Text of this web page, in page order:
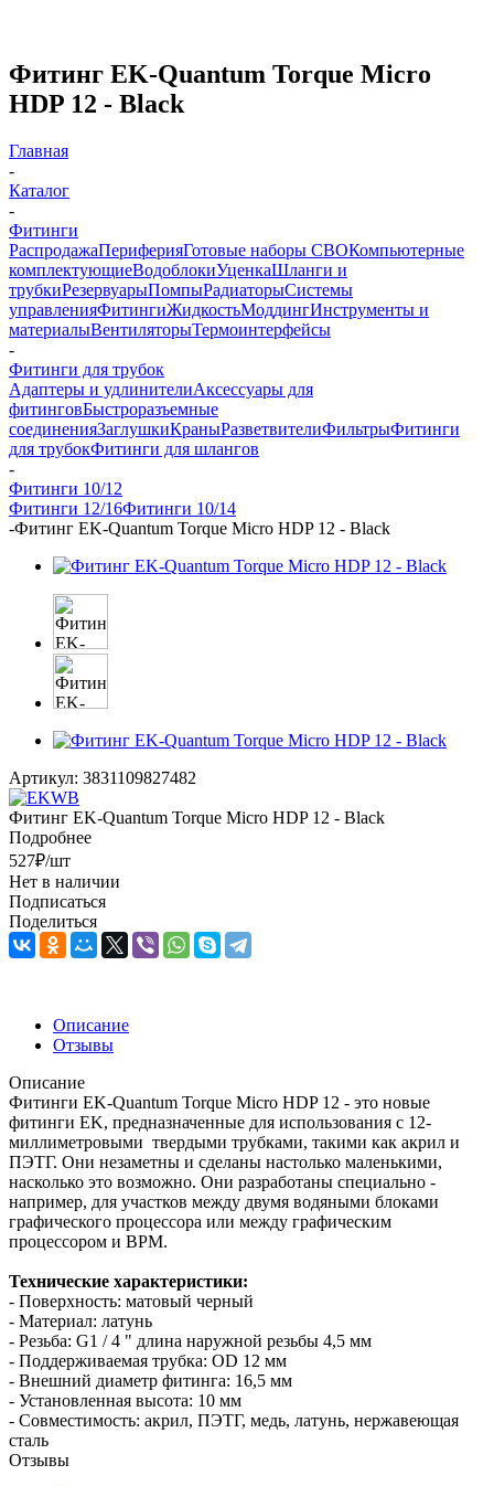
Фитинг EK-Quantum Torque Micro
HDP 12 - Black
Главная
-
Каталог
-
Фитинги
РаспродажаПериферияГотовые наборы СВОКомпьютерные
комплектующиеВодоблокиУценкаШланги и
трубкиРезервуарыПомпыРадиаторыСистемы
управленияФитингиЖидкостьМоддингИнструменты и
материалыВентиляторыТермоинтерфейсы
-
Фитинги для трубок
Адаптеры и удлинителиАксессуары для
фитинговБыстроразъемные
соединенияЗаглушкиКраныРазветвителиФильтрыФитинги
для трубокФитинги для шлангов
-
Фитинги 10/12
Фитинги 12/16Фитинги 10/14
-Фитинг EK-Quantum Torque Micro HDP 12 - Black
Артикул: 3831109827482
Фитинг EK-Quantum Torque Micro HDP 12 - Black
Подробнее
527₽/шт
Нет в наличии
Подписаться
Поделиться
Описание
Отзывы
Описание
Фитинги EK-Quantum Torque Micro HDP 12 - это новые
фитинги EK, предназначенные для использования с 12-
миллиметровыми твердыми трубками, такими как акрил и
ПЭТГ. Они незаметны и сделаны настолько маленькими,
насколько это возможно. Они разработаны специально -
например, для участков между двумя водяными блоками
графического процессора или между графическим
процессором и ВРМ.
Технические характеристики:
- Поверхность: матовый черный
- Материал: латунь
- Резьба: G1 / 4 " длина наружной резьбы 4,5 мм
- Поддерживаемая трубка: OD 12 мм
- Внешний диаметр фитинга: 16,5 мм
- Установленная высота: 10 мм
- Совместимость: акрил, ПЭТГ, медь, латунь, нержавеющая
сталь
Отзывы